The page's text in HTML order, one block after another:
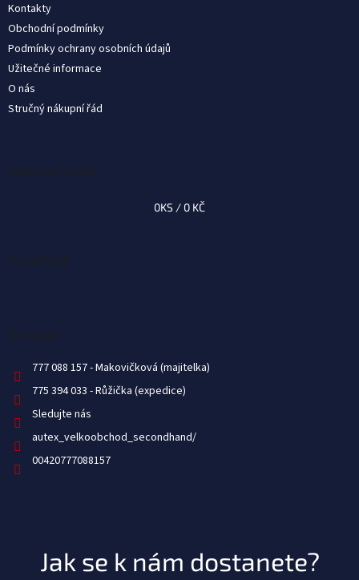
Kontakty
Obchodní podmínky
Podmínky ochrany osobních údajů
Užitečné informace
O nás
Stručný nákupní řád
Nákupní košík
0KS / 0 KČ
Facebook
Kontakt
777 088 157
775 394 033
Sledujte nás
autex_velkoobchod_secondhand/
00420777088157
Jak se k nám dostanete?